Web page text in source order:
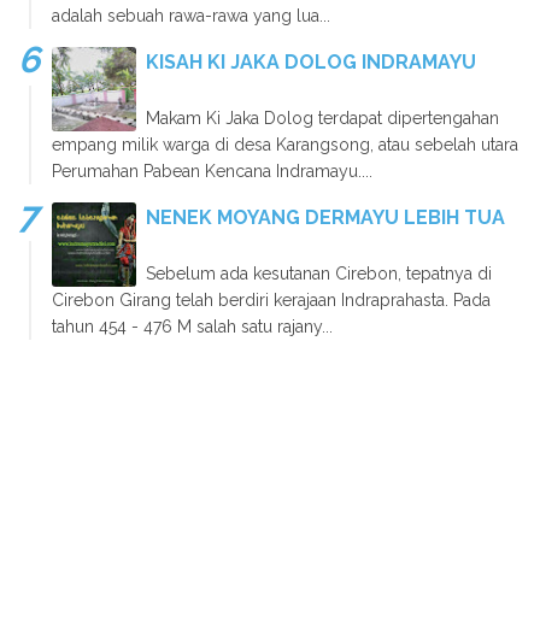
adalah sebuah rawa-rawa yang lua...
KISAH KI JAKA DOLOG INDRAMAYU
Makam Ki Jaka Dolog terdapat dipertengahan
empang milik warga di desa Karangsong, atau sebelah utara
Perumahan Pabean Kencana Indramayu....
NENEK MOYANG DERMAYU LEBIH TUA
Sebelum ada kesutanan Cirebon, tepatnya di
Cirebon Girang telah berdiri kerajaan Indraprahasta. Pada
tahun 454 - 476 M salah satu rajany...